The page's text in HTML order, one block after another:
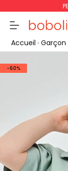
Accueil Garçon
-60%